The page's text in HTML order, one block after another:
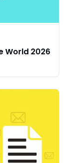
World 2026